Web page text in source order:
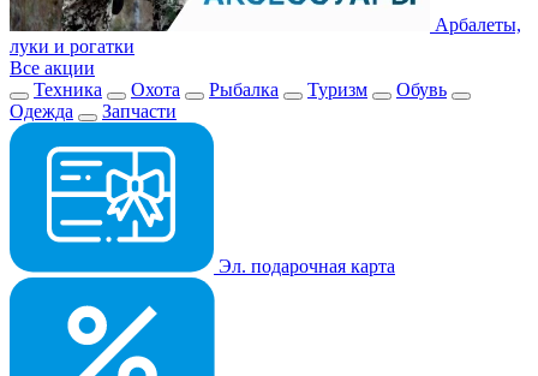
Арбалеты,
луки и рогатки
Все акции
Техника
Охота Рыбалка Туризм
Обувь
Одежда
Запчасти
Эл. подарочная карта